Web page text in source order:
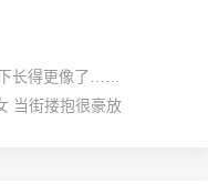
长得更像了……
当街搂抱很豪放